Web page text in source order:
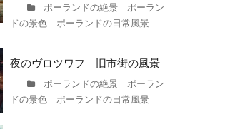
ポーランドの絶景 ポーラン
ドの景色 ポーランドの日常風景
夜のヴロツワフ 旧市街の風景
ポーランドの絶景 ポーラン
ドの景色 ポーランドの日常風景